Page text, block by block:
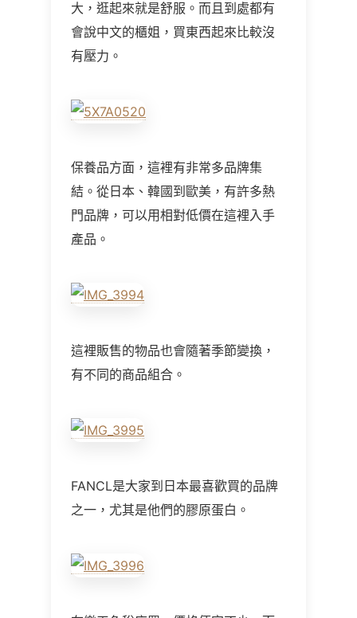
大，逛起來就是舒服。而且到處都有
會說中文的櫃姐，買東西起來比較沒
有壓力。
保養品方面，這裡有非常多品牌集
結。從日本、韓國到歐美，有許多熱
門品牌，可以用相對低價在這裡入手
產品。
這裡販售的物品也會隨著季節變換，
有不同的商品組合。
FANCL是大家到日本最喜歡買的品牌
之一，尤其是他們的膠原蛋白。